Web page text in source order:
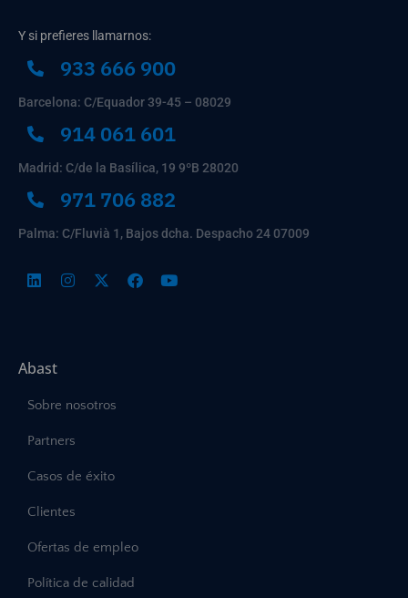
Y si prefieres llamarnos:
933 666 900
Barcelona: C/Equador 39-45 – 08029
914 061 601
Madrid: C/de la Basílica, 19 9ºB 28020
971 706 882
Palma: C/Fluvià 1, Bajos dcha. Despacho 24 07009
Abast
Sobre nosotros
Partners
Casos de éxito
Clientes
Ofertas de empleo
Política de calidad